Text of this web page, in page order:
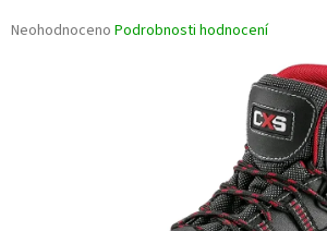
Průměrné
Neohodnoceno Podrobnosti hodnocení